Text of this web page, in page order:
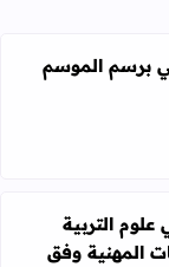
الموسم الدراسي 2026-
برسم الموسم
التربية
المهنية وفق